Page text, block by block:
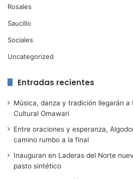
Rosales
Saucillo
Sociales
Uncategorized
Entradas recientes
Música, danza y tradición llegarán a
Cultural Omawari
Entre oraciones y esperanza,
camino rumbo a la final
Inauguran en Laderas del Norte
pasto sintético